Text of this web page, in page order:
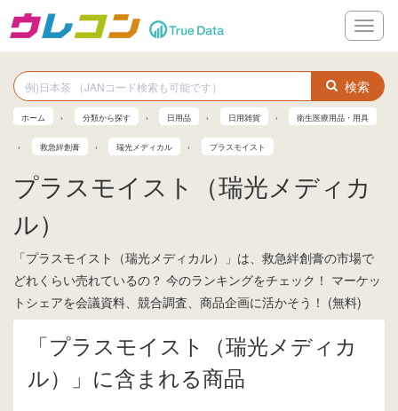
メ
ニ
ー
検索
ホーム 分類から探す 日用品 日用雑貨 衛生医療用品・用具
救急絆創膏 瑞光メディカル プラスモイスト
プラスモイスト（瑞光メディカ
ル）
「プラスモイスト（瑞光メディカル）」は、救急絆創膏の市場で
どれくらい売れているの？ 今のランキングをチェック！ マーケッ
トシェアを会議資料、競合調査、商品企画に活かそう！ (無料)
「プラスモイスト（瑞光メディカ
ル）」に含まれる商品